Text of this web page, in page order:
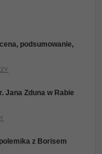
podsumowanie,
Jana Zduna w Rabie
z Borisem